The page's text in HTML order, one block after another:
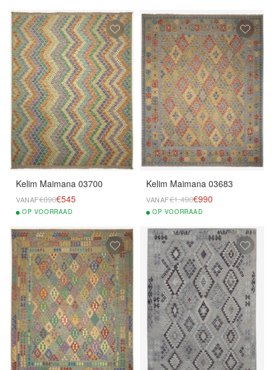
Kelim Maimana 03700
VANAF€890€545
OP VOORRAAD
Kelim Maimana 03683
VANAF€1.490€990
OP VOORRAAD